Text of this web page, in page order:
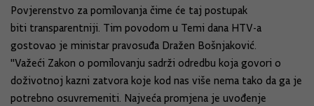
Povjerenstvo za pomilovanja čime će taj postupak
biti transparentniji. Tim povodom u Temi dana HTV-a
gostovao je ministar pravosuđa Dražen Bošnjaković.
"Važeći Zakon o pomilovanju sadrži odredbu koja govori o
doživotnoj kazni zatvora koje kod nas više nema tako da ga je
potrebno osuvremeniti. Najveća promjena je uvođenje